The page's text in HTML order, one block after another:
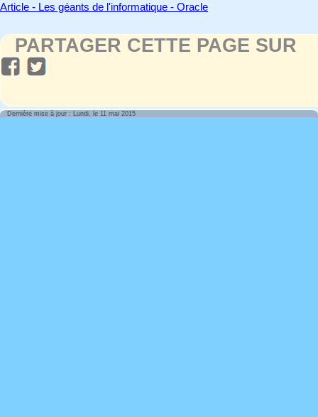
Article - Les géants de l'informatique - Oracle
PARTAGER CETTE PAGE SUR
Dernière mise à jour : Lundi, le 11 mai 2015